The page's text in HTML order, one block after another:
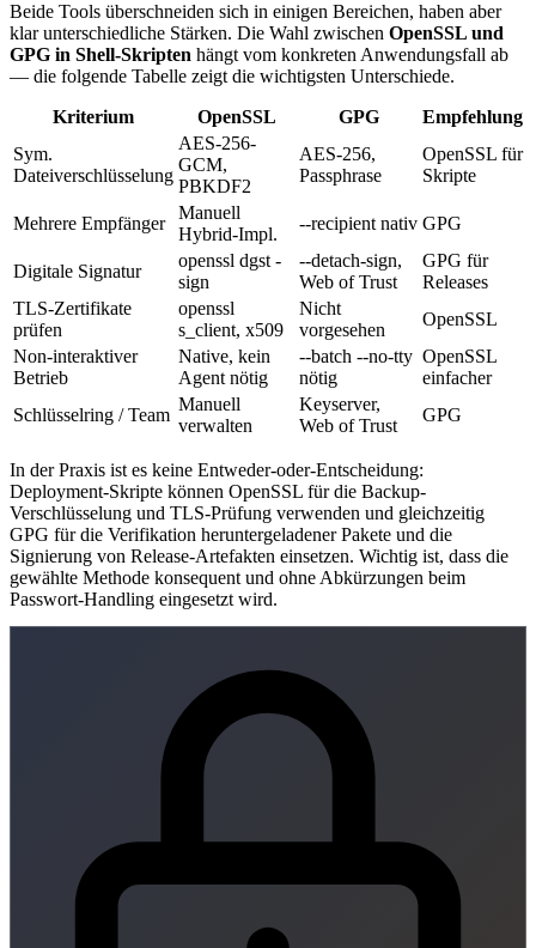
Beide Tools überschneiden sich in einigen Bereichen, haben aber
klar unterschiedliche Stärken. Die Wahl zwischen OpenSSL und
GPG in Shell-Skripten hängt vom konkreten Anwendungsfall ab
— die folgende Tabelle zeigt die wichtigsten Unterschiede.
Kriterium
OpenSSL GPG
Empfehlung
Sym.
Dateiverschlüsselung
AES-256-
GCM,
PBKDF2
AES-256,
Passphrase
OpenSSL für
Skripte
Mehrere Empfänger
Manuell
Hybrid-Impl.
--recipient nativ GPG
Digitale Signatur
openssl dgst -
sign
--detach-sign,
Web of Trust
GPG für
Releases
TLS-Zertifikate
prüfen
openssl
s_client, x509
Nicht
vorgesehen
OpenSSL
Non-interaktiver
Betrieb
Native, kein
Agent nötig
--batch --no-tty
nötig
OpenSSL
einfacher
Schlüsselring / Team
Manuell
verwalten
Keyserver,
Web of Trust
GPG
In der Praxis ist es keine Entweder-oder-Entscheidung:
Deployment-Skripte können OpenSSL für die Backup-
Verschlüsselung und TLS-Prüfung verwenden und gleichzeitig
GPG für die Verifikation heruntergeladener Pakete und die
Signierung von Release-Artefakten einsetzen. Wichtig ist, dass die
gewählte Methode konsequent und ohne Abkürzungen beim
Passwort-Handling eingesetzt wird.